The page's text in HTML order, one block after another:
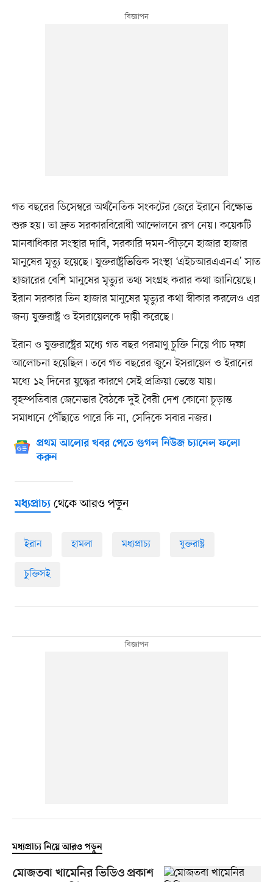
গত বছরের ডিসেম্বরে অর্থনৈতিক সংকটের জেরে ইরানে বিক্ষোভ
শুরু হয়। তা দ্রুত সরকারবিরোধী আন্দোলনে রূপ নেয়। কয়েকটি
মানবাধিকার সংস্থার দাবি, সরকারি দমন-পীড়নে হাজার হাজার
মানুষের মৃত্যু হয়েছে। যুক্তরাষ্ট্রভিত্তিক সংস্থা ‘এইচআরএএনএ’ সাত
হাজারের বেশি মানুষের মৃত্যুর তথ্য সংগ্রহ করার কথা জানিয়েছে।
ইরান সরকার তিন হাজার মানুষের মৃত্যুর কথা স্বীকার করলেও এর
জন্য যুক্তরাষ্ট্র ও ইসরায়েলকে দায়ী করেছে।
ইরান ও যুক্তরাষ্ট্রের মধ্যে গত বছর পরমাণু চুক্তি নিয়ে পাঁচ দফা
আলোচনা হয়েছিল। তবে গত বছরের জুনে ইসরায়েল ও ইরানের
মধ্যে ১২ দিনের যুদ্ধের কারণে সেই প্রক্রিয়া ভেস্তে যায়।
বৃহস্পতিবার জেনেভার বৈঠকে দুই বৈরী দেশ কোনো চূড়ান্ত
সমাধানে পৌঁছাতে পারে কি না, সেদিকে সবার নজর।
প্রথম আলোর খবর পেতে গুগল নিউজ চ্যানেল ফলো
করুন
মধ্যপ্রাচ্যথেকে আরও পড়ুন
ইরান হামলা মধ্যপ্রাচ্য যুক্তরাষ্ট্র
চুক্তিসই
মধ্যপ্রাচ্য নিয়ে আরও পড়ুন
মোজতবা খামেনির ভিডিও প্রকাশ